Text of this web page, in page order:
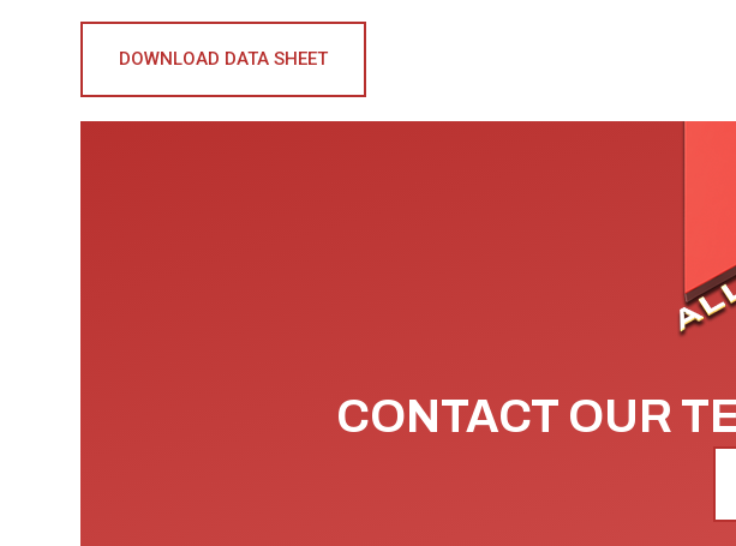
DOWNLOAD DATA SHEET
CONTACT OUR